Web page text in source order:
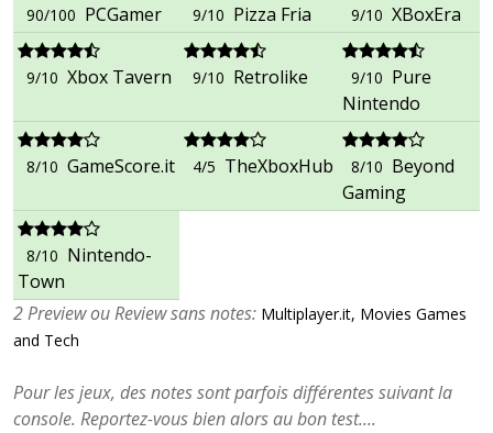
90/100 PCGamer 9/10 Pizza Fria 9/10 XBoxEra
9/10 Xbox Tavern 9/10 Retrolike 9/10 Pure
Nintendo
8/10 GameScore.it 4/5 TheXboxHub 8/10 Beyond
Gaming
8/10 Nintendo-
Town
2 Preview ou Review sans notes: Multiplayer.it, Movies Games
and Tech
Pour les jeux, des notes sont parfois différentes suivant la
console. Reportez-vous bien alors au bon test....